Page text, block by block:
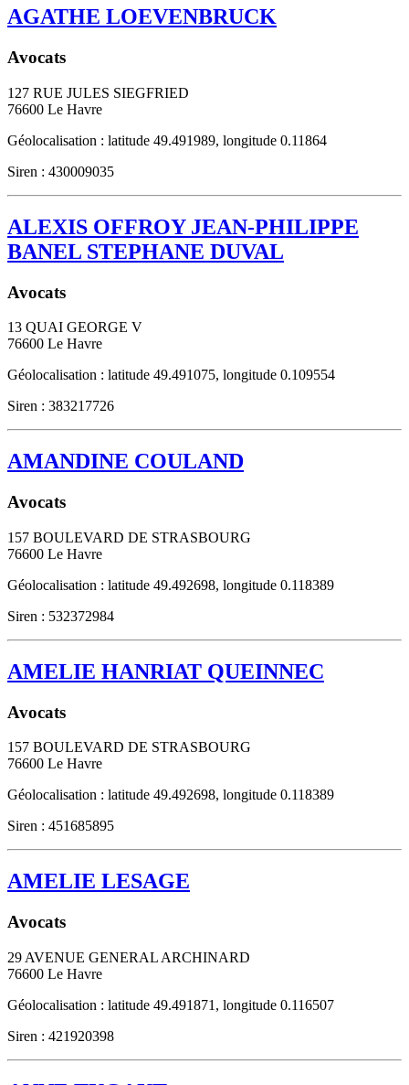
AGATHE LOEVENBRUCK
Avocats
127 RUE JULES SIEGFRIED
76600 Le Havre
Géolocalisation : latitude 49.491989, longitude 0.11864
Siren : 430009035
ALEXIS OFFROY JEAN-PHILIPPE
BANEL STEPHANE DUVAL
Avocats
13 QUAI GEORGE V
76600 Le Havre
Géolocalisation : latitude 49.491075, longitude 0.109554
Siren : 383217726
AMANDINE COULAND
Avocats
157 BOULEVARD DE STRASBOURG
76600 Le Havre
Géolocalisation : latitude 49.492698, longitude 0.118389
Siren : 532372984
AMELIE HANRIAT QUEINNEC
Avocats
157 BOULEVARD DE STRASBOURG
76600 Le Havre
Géolocalisation : latitude 49.492698, longitude 0.118389
Siren : 451685895
AMELIE LESAGE
Avocats
29 AVENUE GENERAL ARCHINARD
76600 Le Havre
Géolocalisation : latitude 49.491871, longitude 0.116507
Siren : 421920398